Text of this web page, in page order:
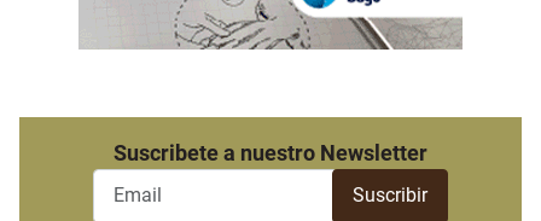
Suscribete a nuestro Newsletter